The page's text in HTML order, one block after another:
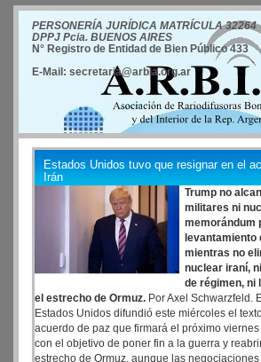
PERSONERÍA JURÍDICA MATRÍCULA 32264
DPPJ Pcia. BUENOS AIRES
N° Registro de Entidad de Bien Público 433
E-Mail: secretaria@arbia.org.ar
Estados Unidos tuvo que resignar en el
Irán
Trump no
militares ni
memorándum
levantamiento
mientras no
nuclear iraní,
de régimen, ni
el estrecho de Ormuz. Por Axel Schwarzfeld.
Estados Unidos difundió este miércoles el
acuerdo de paz que firmará el próximo
con el objetivo de poner fin a la guerra y
estrecho de Ormuz, aunque las